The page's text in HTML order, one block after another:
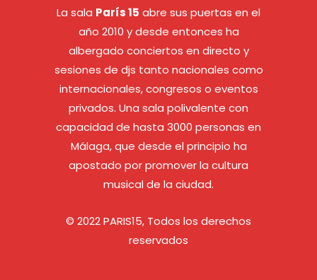
La sala París 15 abre sus puertas en el
año 2010 y desde entonces ha
albergado conciertos en directo y
sesiones de djs tanto nacionales como
internacionales, congresos o eventos
privados. Una sala polivalente con
capacidad de hasta 3000 personas en
Málaga, que desde el principio ha
apostado por promover la cultura
musical de la ciudad.
© 2022 PARIS15, Todos los derechos
reservados